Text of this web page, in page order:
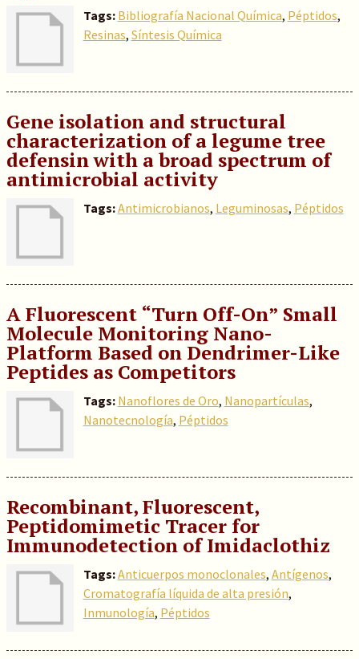
Tags: Bibliografía Nacional Química, Péptidos,
Resinas, Síntesis Química
Gene isolation and structural
characterization of a legume tree
defensin with a broad spectrum of
antimicrobial activity
Tags:Antimicrobianos, Leguminosas, Péptidos
A Fluorescent “Turn Off-On” Small
Molecule Monitoring Nano-
Platform Based on Dendrimer-Like
Peptides as Competitors
Tags: Nanoflores de Oro, Nanopartículas,
Nanotecnología, Péptidos
Recombinant, Fluorescent,
Peptidomimetic Tracer for
Immunodetection of Imidaclothiz
Tags:Anticuerpos monoclonales, Antígenos,
Cromatografía líquida de alta presión,
Inmunología, Péptidos